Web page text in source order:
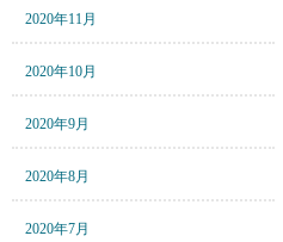
2020年11月
2020年10月
2020年9月
2020年8月
2020年7月